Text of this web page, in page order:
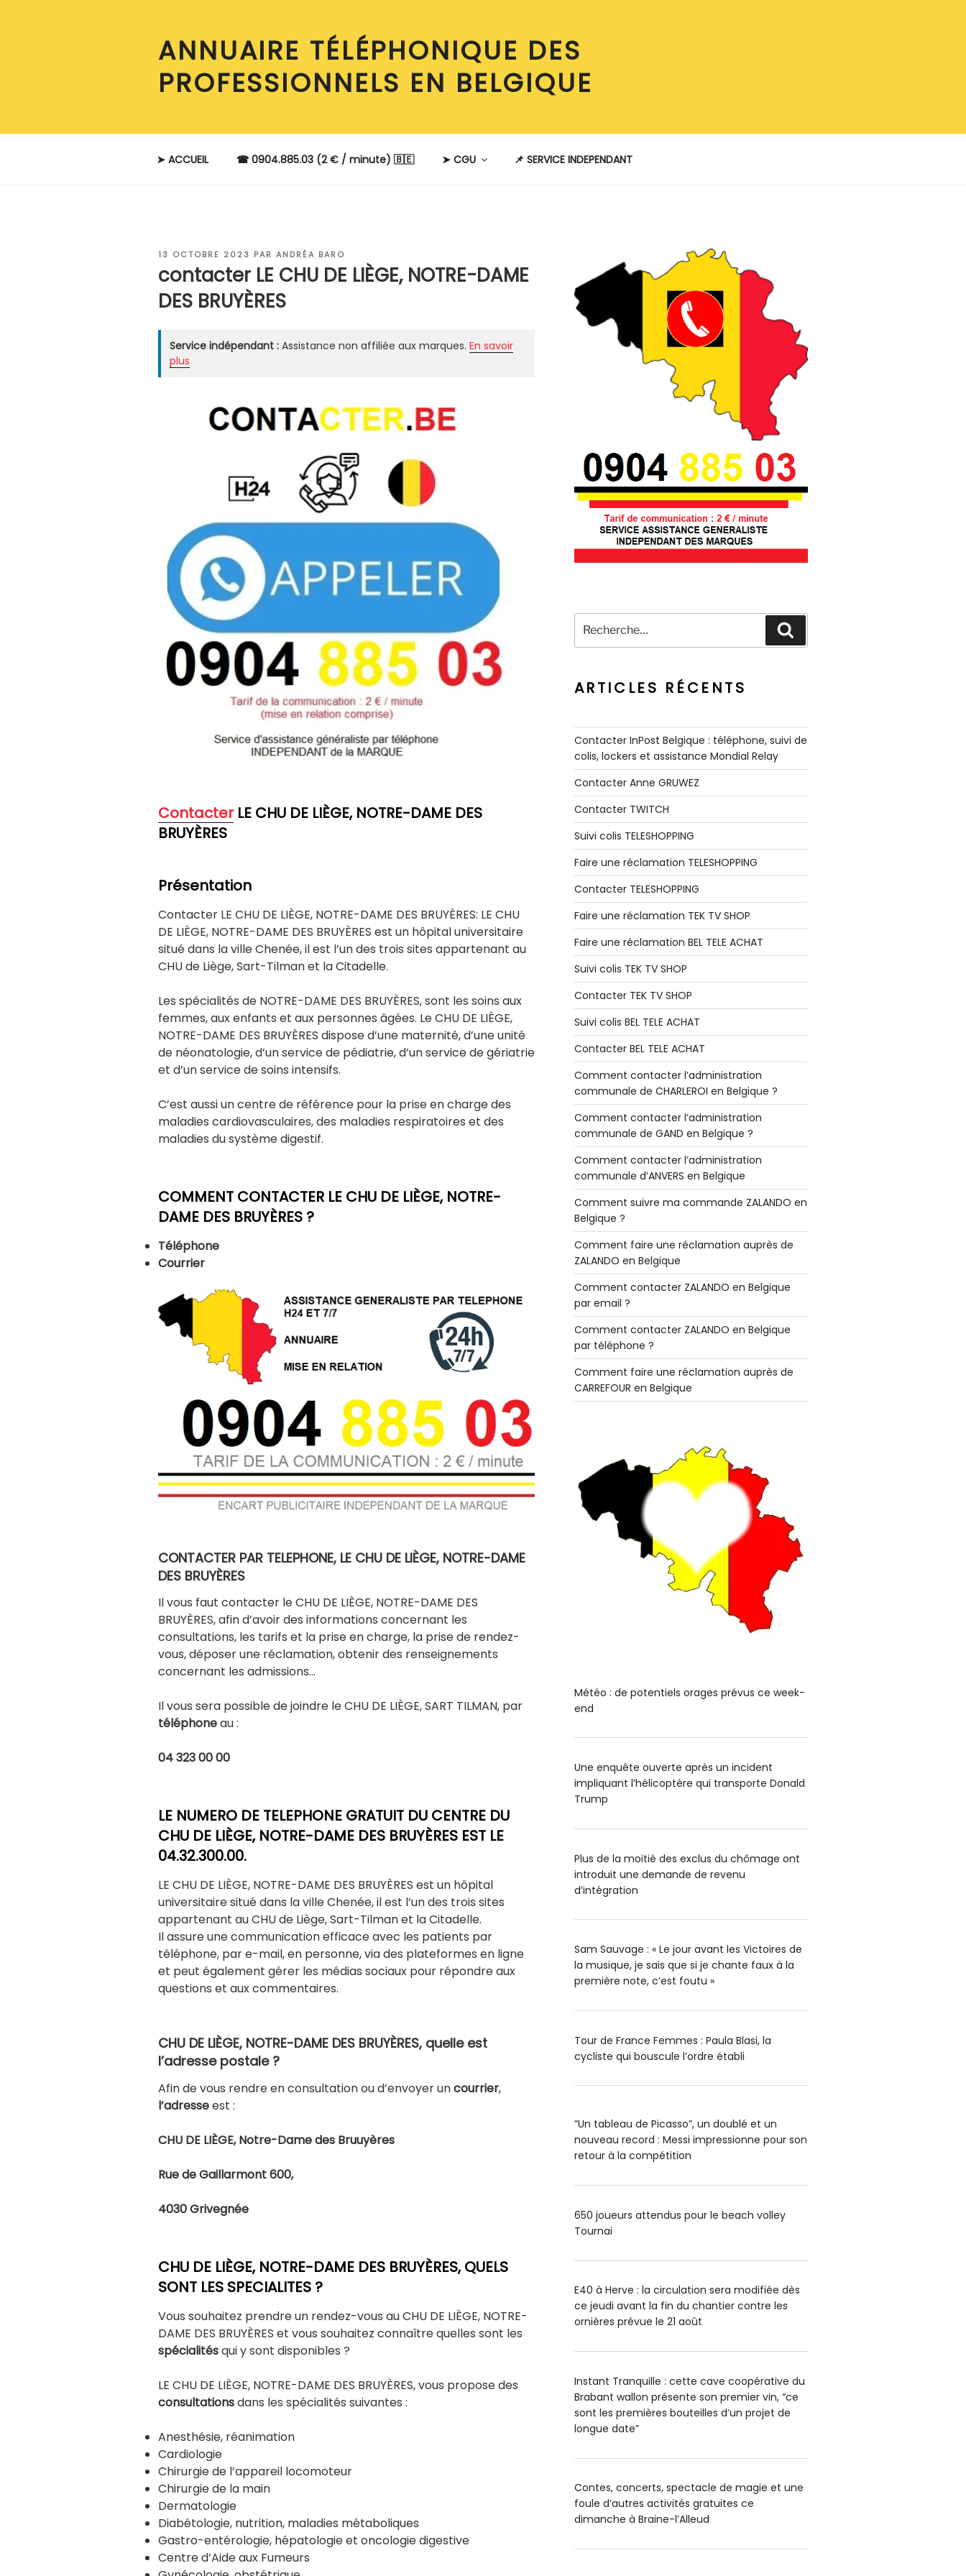
ANNUAIRE TÉLÉPHONIQUE DES
PROFESSIONNELS EN BELGIQUE
➤ ACCUEIL ☎ 0904.885.03 (2 € / minute) 🇧🇪 ➤ CGU 📌 SERVICE INDEPENDANT
PUBLIÉ
13 OCTOBRE 2023 PAR ANDRÉA BARO
contacter LE CHU DE LIÈGE, NOTRE-DAME
DES BRUYÈRES
Service indépendant : Assistance non affiliée aux marques. En savoir
plus
ContacterLE CHU DE LIÈGE, NOTRE-DAME DES
BRUYÈRES
Présentation
Contacter LE CHU DE LIÈGE, NOTRE-DAME DES BRUYÈRES: LE CHU
DE LIÈGE, NOTRE-DAME DES BRUYÈRES est un hôpital universitaire
situé dans la ville Chenée, il est l’un des trois sites appartenant au
CHU de Liège, Sart-Tilman et la Citadelle.
Les spécialités de NOTRE-DAME DES BRUYÈRES, sont les soins aux
femmes, aux enfants et aux personnes âgées. Le CHU DE LIÈGE,
NOTRE-DAME DES BRUYÈRES dispose d’une maternité, d’une unité
de néonatologie, d’un service de pédiatrie, d’un service de gériatrie
et d’un service de soins intensifs.
C’est aussi un centre de référence pour la prise en charge des
maladies cardiovasculaires, des maladies respiratoires et des
maladies du système digestif.
COMMENT CONTACTER LE CHU DE LIÈGE, NOTRE-
DAME DES BRUYÈRES ?
Téléphone
Courrier
CONTACTER PAR TELEPHONE, LE CHU DE LIÈGE, NOTRE-DAME
DES BRUYÈRES
Il vous faut contacter le CHU DE LIÈGE, NOTRE-DAME DES
BRUYÈRES, afin d’avoir des informations concernant les
consultations, les tarifs et la prise en charge, la prise de rendez-
vous, déposer une réclamation, obtenir des renseignements
concernant les admissions…
Il vous sera possible de joindre le CHU DE LIÈGE, SART TILMAN, par
téléphoneau :
04 323 00 00
LE NUMERO DE TELEPHONE GRATUIT DU CENTRE DU
CHU DE LIÈGE, NOTRE-DAME DES BRUYÈRES EST LE
04.32.300.00.
LE CHU DE LIÈGE, NOTRE-DAME DES BRUYÈRES est un hôpital
universitaire situé dans la ville Chenée, il est l’un des trois sites
appartenant au CHU de Liège, Sart-Tilman et la Citadelle.
Il assure une communication efficace avec les patients par
téléphone, par e-mail, en personne, via des plateformes en ligne
et peut également gérer les médias sociaux pour répondre aux
questions et aux commentaires.
CHU DE LIÈGE, NOTRE-DAME DES BRUYÈRES, quelle est
l’adresse postale ?
Afin de vous rendre en consultation ou d’envoyer uncourrier,
l’adresseest :
CHU DE LIÈGE, Notre-Dame des Bruuyères
Rue de Gaillarmont 600,
4030 Grivegnée
CHU DE LIÈGE, NOTRE-DAME DES BRUYÈRES, QUELS
SONT LES SPECIALITES ?
Vous souhaitez prendre un rendez-vous au CHU DE LIÈGE, NOTRE-
DAME DES BRUYÈRES et vous souhaitez connaître quelles sont les
spécialitésqui y sont disponibles ?
LE CHU DE LIÈGE, NOTRE-DAME DES BRUYÈRES, vous propose des
consultationsdans les spécialités suivantes :
Anesthésie, réanimation
Cardiologie
Chirurgie de l’appareil locomoteur
Chirurgie de la main
Dermatologie
Diabétologie, nutrition, maladies métaboliques
Gastro-entérologie, hépatologie et oncologie digestive
Centre d’Aide aux Fumeurs
pour
:
ARTICLES RÉCENTS
Contacter InPost Belgique : téléphone, suivi de
colis, lockers et assistance Mondial Relay
Contacter Anne GRUWEZ
Contacter TWITCH
Suivi colis TELESHOPPING
Faire une réclamation TELESHOPPING
Contacter TELESHOPPING
Faire une réclamation TEK TV SHOP
Faire une réclamation BEL TELE ACHAT
Suivi colis TEK TV SHOP
Contacter TEK TV SHOP
Suivi colis BEL TELE ACHAT
Contacter BEL TELE ACHAT
Comment contacter l’administration
communale de CHARLEROI en Belgique ?
Comment contacter l’administration
communale de GAND en Belgique ?
Comment contacter l’administration
communale d’ANVERS en Belgique
Comment suivre ma commande ZALANDO en
Belgique ?
Comment faire une réclamation auprès de
ZALANDO en Belgique
Comment contacter ZALANDO en Belgique
par email ?
Comment contacter ZALANDO en Belgique
par téléphone ?
Comment faire une réclamation auprès de
CARREFOUR en Belgique
Météo : de potentiels orages prévus ce week-
end
Une enquête ouverte après un incident
impliquant l’hélicoptère qui transporte Donald
Trump
Plus de la moitié des exclus du chômage ont
introduit une demande de revenu
d’intégration
Sam Sauvage : « Le jour avant les Victoires de
la musique, je sais que si je chante faux à la
première note, c’est foutu »
Tour de France Femmes : Paula Blasi, la
cycliste qui bouscule l’ordre établi
”Un tableau de Picasso”, un doublé et un
nouveau record : Messi impressionne pour son
retour à la compétition
650 joueurs attendus pour le beach volley
Tournai
E40 à Herve : la circulation sera modifiée dès
ce jeudi avant la fin du chantier contre les
ornières prévue le 21 août
Instant Tranquille : cette cave coopérative du
Brabant wallon présente son premier vin, “ce
sont les premières bouteilles d’un projet de
longue date”
Contes, concerts, spectacle de magie et une
foule d’autres activités gratuites ce
dimanche à Braine-l’Alleud